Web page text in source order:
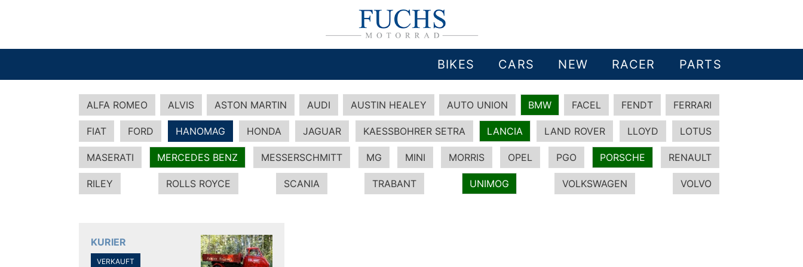
BIKES CARS NEW RACER PARTS
ALFA ROMEO ALVIS ASTON MARTIN AUDI AUSTIN HEALEY AUTO UNION BMW FACEL FENDT FERRARI
FIAT FORD HANOMAG HONDA JAGUAR KAESSBOHRER SETRA LANCIA LAND ROVER LLOYD LOTUS
MASERATI MERCEDES BENZ MESSERSCHMITT MG MINI MORRIS OPEL PGO PORSCHE RENAULT
RILEY ROLLS ROYCE SCANIA TRABANT UNIMOG VOLKSWAGEN VOLVO
KURIER
VERKAUFT